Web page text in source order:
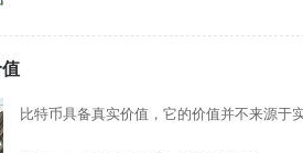
比特币具备真实价值，它的价值并不来源于